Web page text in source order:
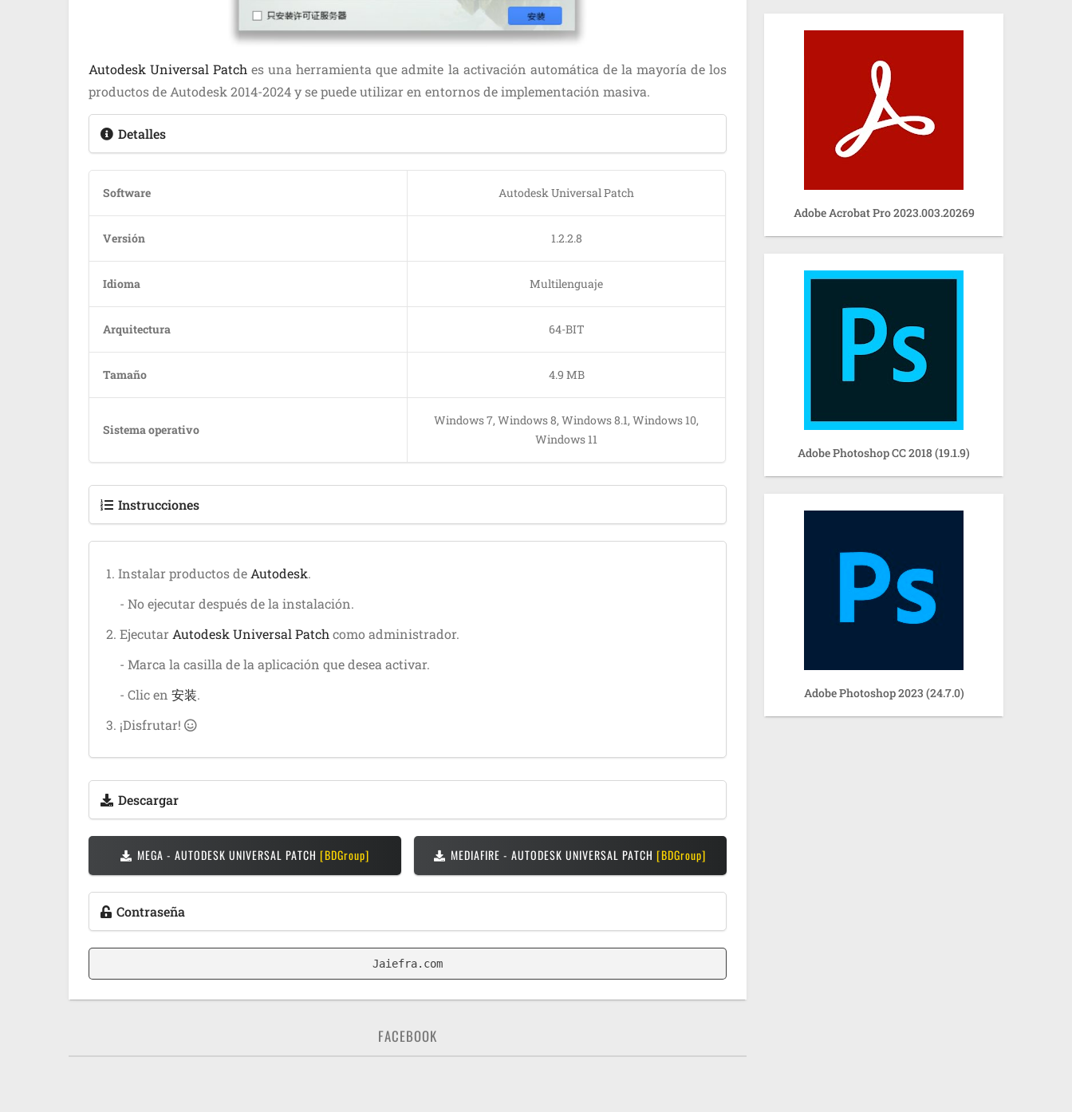
Autodesk Universal Patch es una herramienta que admite la activación automática de la mayoría de los
productos de Autodesk 2014-2024 y se puede utilizar en entornos de implementación masiva.
Detalles
Software Autodesk Universal Patch
Versión 1.2.2.8
Idioma Multilenguaje
Arquitectura 64-BIT
Tamaño 4.9 MB
Sistema operativo
Windows 7, Windows 8, Windows 8.1, Windows 10,
Windows 11
Instrucciones
1. Instalar productos de Autodesk.
- No ejecutar después de la instalación.
2. Ejecutar Autodesk Universal Patch como administrador.
- Marca la casilla de la aplicación que desea activar.
- Clic en 安装.
3. ¡Disfrutar!
Descargar
MEGA - AUTODESK UNIVERSAL PATCH[BDGroup] MEDIAFIRE - AUTODESK UNIVERSAL PATCH[BDGroup]
Contraseña
FACEBOOK
Adobe Acrobat Pro 2023.003.20269
Adobe Photoshop CC 2018 (19.1.9)
Adobe Photoshop 2023 (24.7.0)